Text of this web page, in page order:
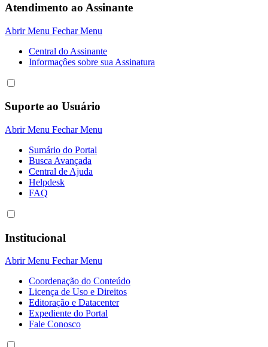
Atendimento ao Assinante
Abrir Menu Fechar Menu
Central do Assinante
Informaçôes sobre sua Assinatura
Suporte ao Usuário
Abrir Menu Fechar Menu
Sumário do Portal
Busca Avançada
Central de Ajuda
Helpdesk
FAQ
Institucional
Abrir Menu Fechar Menu
Coordenação do Conteúdo
Licença de Uso e Direitos
Editoração e Datacenter
Expediente do Portal
Fale Conosco